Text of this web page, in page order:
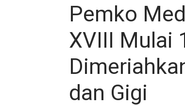
Pemko
XVIII Mulai
dan Gigi